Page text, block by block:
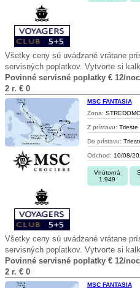
Všetky ceny sú uvádzané vrátane
servisných poplatkov. Vytvorte si
Povinné servisné poplatky € 12/
2 r. € 0
MSC FANTASIA
Zona:
Z prístavu: Trieste
Do prístavu:
Odchod: 10/08/
Vnútorná
1.949
Všetky ceny sú uvádzané vrátane
servisných poplatkov. Vytvorte si
Povinné servisné poplatky € 12/
2 r. € 0
MSC FANTASIA